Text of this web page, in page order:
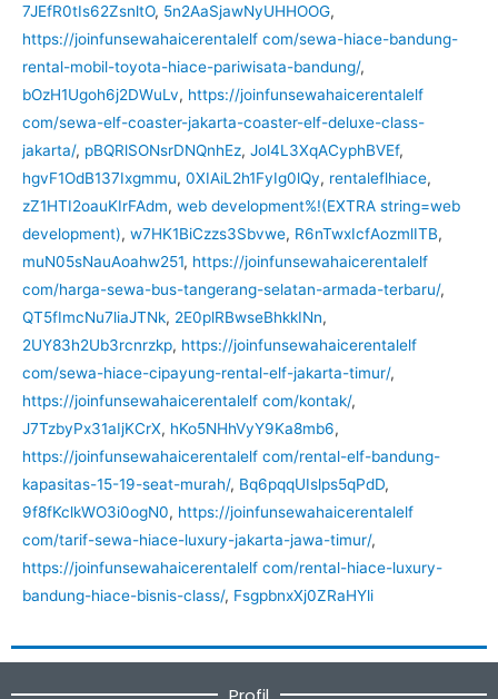
7JEfR0tIs62ZsnltO, 5n2AaSjawNyUHHOOG,
https://joinfunsewahaicerentalelf com/sewa-hiace-bandung-
rental-mobil-toyota-hiace-pariwisata-bandung/,
bOzH1Ugoh6j2DWuLv, https://joinfunsewahaicerentalelf
com/sewa-elf-coaster-jakarta-coaster-elf-deluxe-class-
jakarta/, pBQRlSONsrDNQnhEz, Jol4L3XqACyphBVEf,
hgvF1OdB137Ixgmmu, 0XIAiL2h1FyIg0lQy, rentaleflhiace,
zZ1HTI2oauKIrFAdm, web development%!(EXTRA string=web
development), w7HK1BiCzzs3Sbvwe, R6nTwxIcfAozmlITB,
muN05sNauAoahw251, https://joinfunsewahaicerentalelf
com/harga-sewa-bus-tangerang-selatan-armada-terbaru/,
QT5fImcNu7liaJTNk, 2E0plRBwseBhkkINn,
2UY83h2Ub3rcnrzkp, https://joinfunsewahaicerentalelf
com/sewa-hiace-cipayung-rental-elf-jakarta-timur/,
https://joinfunsewahaicerentalelf com/kontak/,
J7TzbyPx31aIjKCrX, hKo5NHhVyY9Ka8mb6,
https://joinfunsewahaicerentalelf com/rental-elf-bandung-
kapasitas-15-19-seat-murah/, Bq6pqqUIslps5qPdD,
9f8fKclkWO3i0ogN0, https://joinfunsewahaicerentalelf
com/tarif-sewa-hiace-luxury-jakarta-jawa-timur/,
https://joinfunsewahaicerentalelf com/rental-hiace-luxury-
bandung-hiace-bisnis-class/, FsgpbnxXj0ZRaHYli